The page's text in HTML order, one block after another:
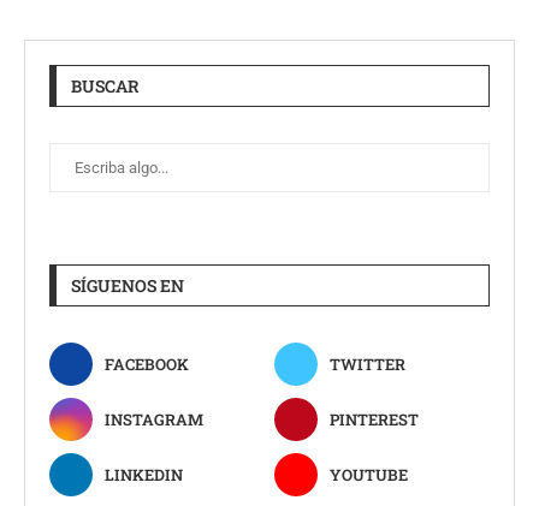
BUSCAR
SÍGUENOS EN
FACEBOOK TWITTER
INSTAGRAM PINTEREST
LINKEDIN YOUTUBE